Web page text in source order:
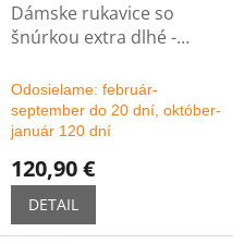
Dámske rukavice so
šnúrkou extra dlhé -
Odosielame: február-
september do 20 dní, október-
január 120 dní
120,90 €
DETAIL